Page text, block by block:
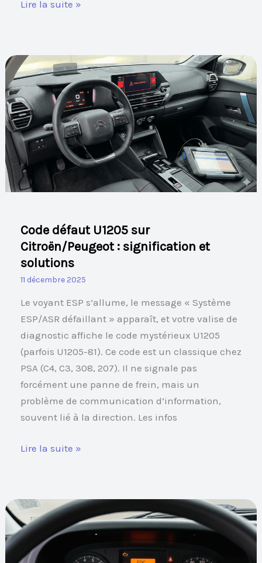
Lire la suite »
Code défaut U1205 sur
Citroën/Peugeot : signification et
solutions
11 décembre 2025
Le voyant ESP s’allume, le message « Système
ESP/ASR défaillant » apparaît, et votre valise de
diagnostic affiche le code mystérieux U1205
(parfois U1205-81). Ce code est un classique chez
PSA (C4, C3, 308, 207). Il ne signale pas
forcément une panne de frein, mais un
problème de communication d’information,
souvent lié à la direction. Les infos
Code
défaut
U1205
sur
Citroën/Peugeot
:
signification
et
solutions
Lire la suite »
Voyant
EDC
allumé
sur